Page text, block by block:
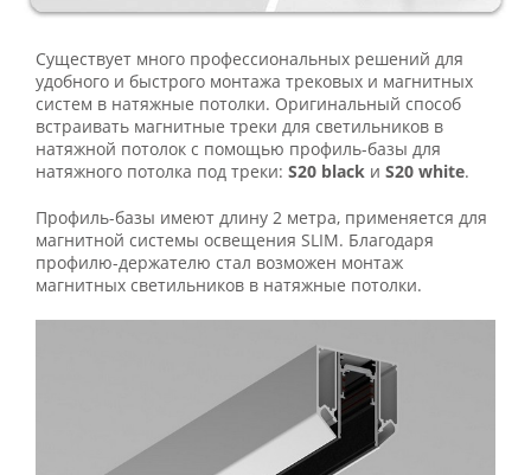
Существует много профессиональных решений для
удобного и быстрого монтажа трековых и магнитных
систем в натяжные потолки. Оригинальный способ
встраивать магнитные треки для светильников в
натяжной потолок с помощью профиль-базы для
натяжного потолка под треки: S20 black и S20 white.
Профиль-базы имеют длину 2 метра, применяется для
магнитной системы освещения SLIM. Благодаря
профилю-держателю стал возможен монтаж
магнитных светильников в натяжные потолки.